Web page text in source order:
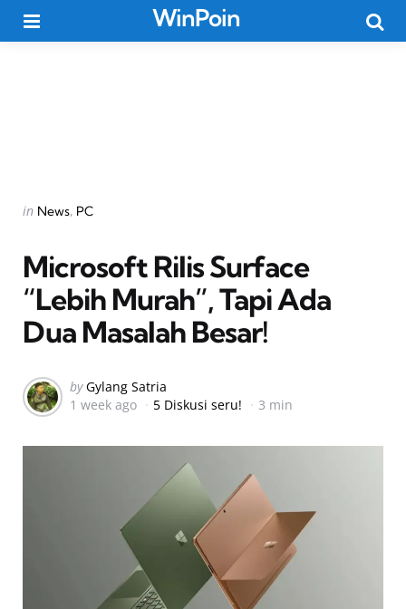
WinPoin
Categories
Posted
in News PC
Microsoft Rilis Surface
“Lebih Murah”, Tapi Ada
Dua Masalah Besar!
Posted
by
by Gylang Satria
1 week ago
5 Diskusi seru! 3 min